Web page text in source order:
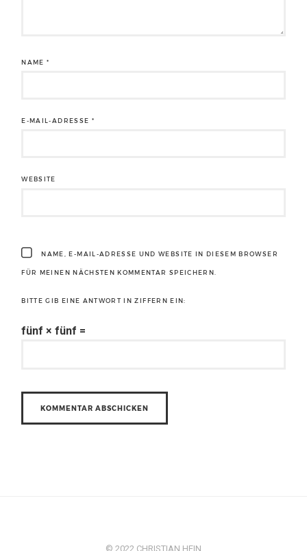
NAME*
E-MAIL-ADRESSE *
WEBSITE
NAME, E-MAIL-ADRESSE UND WEBSITE IN DIESEM BROWSER
FÜR MEINEN NÄCHSTEN KOMMENTAR SPEICHERN.
BITTE GIB EINE ANTWORT IN ZIFFERN EIN:
fünf × fünf =
© 2022 CHRISTIAN HEIN